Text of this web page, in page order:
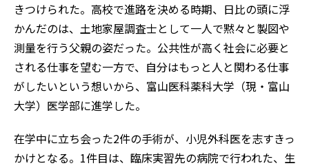
きつけられた。高校で進路を決める時期、日比の頭に浮
かんだのは、土地家屋調査士として一人で黙々と製図や
測量を行う父親の姿だった。公共性が高く社会に必要と
される仕事を望む一方で、自分はもっと人と関わる仕事
がしたいという想いから、富山医科薬科大学（現・富山
大学）医学部に進学した。
在学中に立ち会った2件の手術が、小児外科医を志すきっ
かけとなる。1件目は、臨床実習先の病院で行われた、生